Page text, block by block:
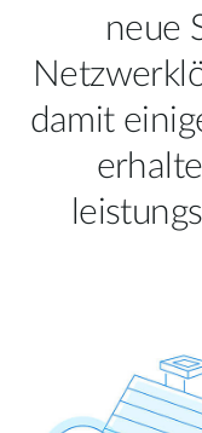
neue
damit